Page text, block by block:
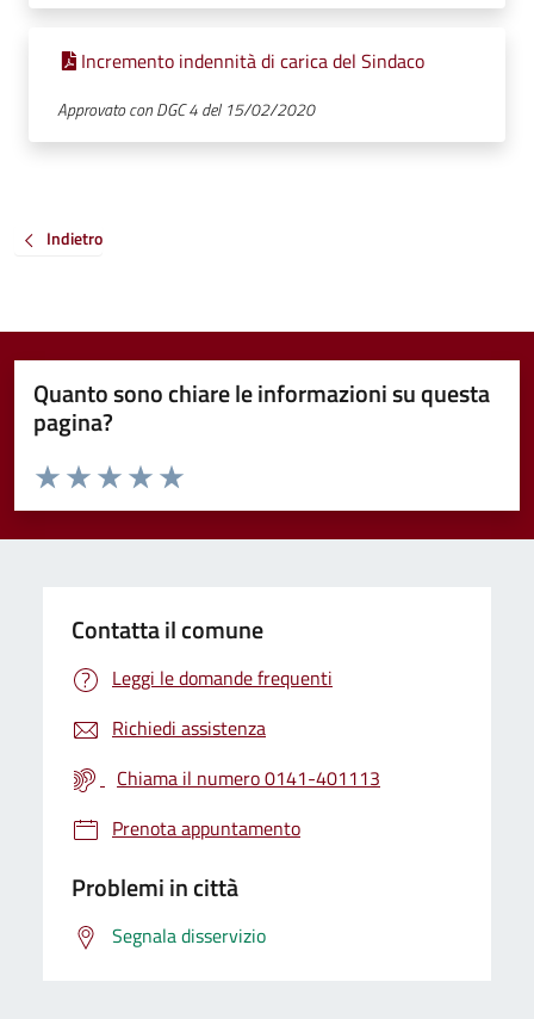
Incremento indennità di carica del Sindaco
Approvato con DGC 4 del 15/02/2020
Indietro
Quanto sono chiare le informazioni su questa
pagina?
Valuta da 1 a 5 stelle la pagina
Valuta 5 stelle su 5
Valuta 4 stelle su 5
Valuta 3 stelle su 5
Valuta 2 stelle su 5
Valuta 1 stelle su 5
Contatta il comune
Leggi le domande frequenti
Richiedi assistenza
Chiama il numero 0141-401113
Prenota appuntamento
Problemi in città
Segnala disservizio